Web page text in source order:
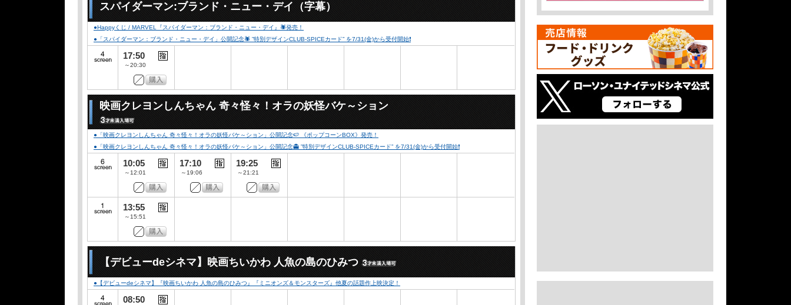
スパイダーマン:ブランド・ニュー・デイ（字幕）
●Happyくじ / MARVEL『スパイダーマン：ブランド・ニュー・デイ』🕷発売！
●「スパイダーマン：ブランド・ニュー・デイ」公開記念🕷️ ”特別デザインCLUB-SPICEカード” を7/31(金)から受付開始❗️
17:50
～20:30
映画クレヨンしんちゃん 奇々怪々！オラの妖怪バケ～ション
●「映画クレヨンしんちゃん 奇々怪々！オラの妖怪バケ～ション」公開記念🍉 《ポップコーンBOX》発売！
●「映画クレヨンしんちゃん 奇々怪々！オラの妖怪バケ～ション」公開記念👻 ”特別デザインCLUB-SPICEカード” を7/31(金)から受付開始❗️
10:05
～12:01
17:10
～19:06
19:25
～21:21
13:55
～15:51
【デビューdeシネマ】映画ちいかわ 人魚の島のひみつ
●【デビューdeシネマ】『映画ちいかわ 人魚の島のひみつ』『ミニオンズ＆モンスターズ』他夏の話題作上映決定！
08:50